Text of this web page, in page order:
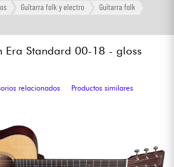
& samplers
Guitarra folk y electro
Guitarra folk
Era Standard 00-18 - gloss
relacionados
Productos similares